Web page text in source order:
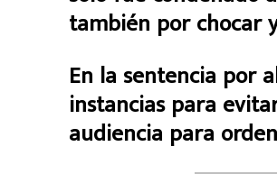
también por chocar
En la sentencia por
instancias para
audiencia para